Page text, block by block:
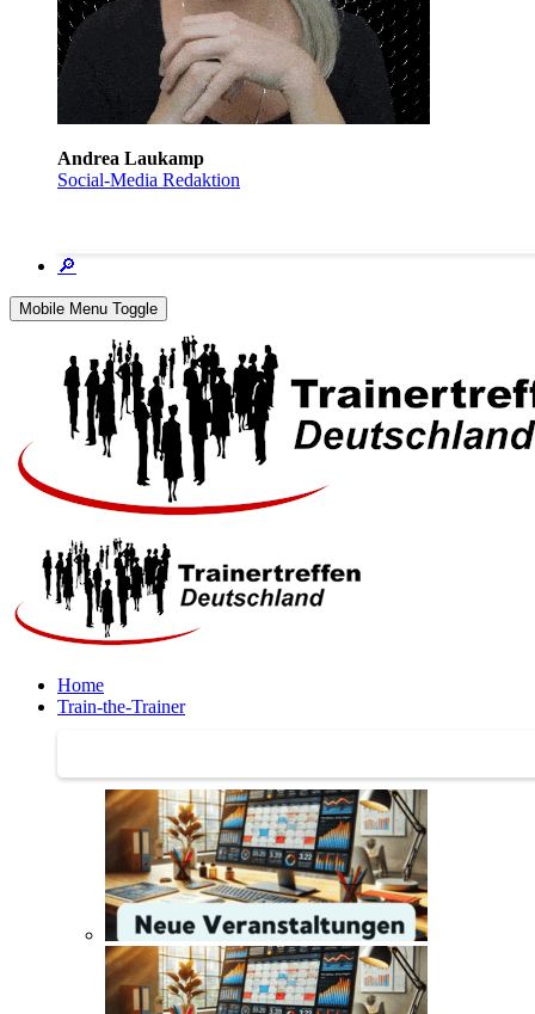
Andrea Laukamp
Social-Media Redaktion
🔎
Mobile Menu Toggle
Home
Train-the-Trainer